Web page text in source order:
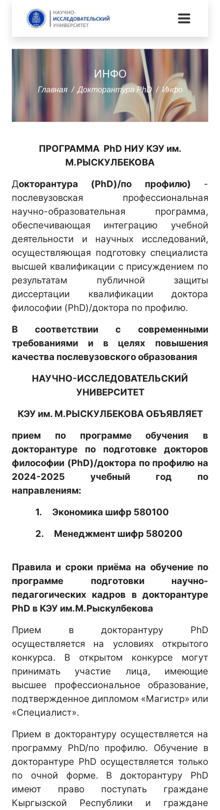
ИНФО
Главная Докторантура PhD Инфо
ПРОГРАММА PhD НИУ КЭУ им.
М.РЫСКУЛБЕКОВА
Докторантура (PhD)/по профилю) -
послевузовская профессиональная
научно-образовательная программа,
обеспечивающая интеграцию учебной
деятельности и научных исследований,
осуществляющая подготовку специалиста
высшей квалификации с присуждением по
результатам публичной защиты
диссертации квалификации доктора
философии (PhD)/доктора по профилю.
В соответствии с современными
требованиями и в целях повышения
качества послевузовского образования
НАУЧНО-ИССЛЕДОВАТЕЛЬСКИЙ
УНИВЕРСИТЕТ
КЭУ им. М.РЫСКУЛБЕКОВА ОБЪЯВЛЯЕТ
прием по программе обучения в
докторантуре по подготовке докторов
философии (PhD)/доктора по профилю на
2024-2025 учебный год по
направлениям:
1. Экономика шифр 580100
2. Менеджмент шифр 580200
Правила и сроки приёма на обучение по
программе подготовки научно-
педагогических кадров в докторантуре
PhD в КЭУ им.М.Рыскулбекова
Прием в докторантуру PhD
осуществляется на условиях открытого
конкурса. В открытом конкурсе могут
принимать участие лица, имеющие
высшее профессиональное образование,
подтвержденное дипломом «Магистр» или
«Специалист».
Прием в докторантуру осуществляется на
программу PhD/по профилю. Обучение в
докторантуре PhD осуществляется только
по очной форме. В докторантуру PhD
имеют право поступать граждане
Кыргызской Республики и граждане